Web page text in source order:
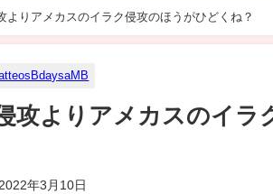
よりアメカスのイラク侵攻のほうがひどくね？
攻よりアメカスのイラ
2022年3月10日